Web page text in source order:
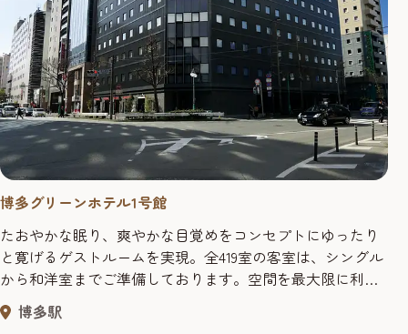
博多グリーンホテル1号館
たおやかな眠り、爽やかな目覚めをコンセプトにゆったり
と寛げるゲストルームを実現。全419室の客室は、シングル
から和洋室までご準備しております。空間を最大限に利用
した造りになっています。全室壁掛けのTV、VOD対応と心
いくまでお寛ぎ頂けます。女性専用フロアもあり、女性お1
博多駅